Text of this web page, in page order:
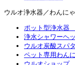
ウルオ浄水器／わんに
ポット型浄水器
浄水シャワーヘ
ウルオ炭酸スパ
ペット専用わん